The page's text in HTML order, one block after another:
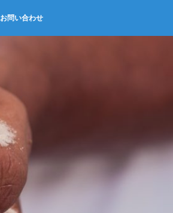
お問い合わせ